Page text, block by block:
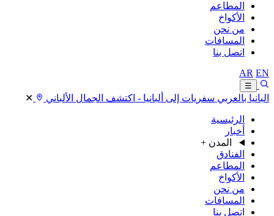
المطاعم
الأكواخ
من نحن
المسافات
اتصل بنا
AR EN
☰
البانيا بالعربي سفريات إلى ألبانيا - اكتشف الجمال الألباني ✕
الرئيسية
أخبار
المدن +
الفنادق
المطاعم
الأكواخ
من نحن
المسافات
اتصل بنا